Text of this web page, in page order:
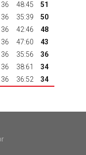
36 48:45
51
36 35:39
50
36 42:46
48
36 47:60
43
36 35:56
36
36 38:61
34
36 36:52 34